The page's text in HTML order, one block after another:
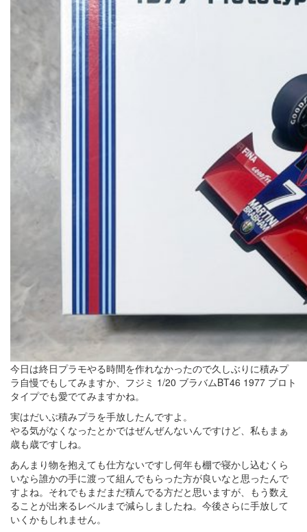
今日は終日プラモやる時間を作れなかったので久しぶりに積みプ
ラ自慢でもしてみますか、フジミ 1/20 ブラバムBT46 1977 プロト
タイプでも愛でてみますかね。
実はだいぶ積みプラを手放したんですよ。
やる気がなくなったとかではぜんぜんないんですけど、私もまぁ
歳も歳ですしね。
あんまり物を抱えても仕方ないですし何年も棚で寝かし込むくら
いなら誰かの手に渡って組んでもらった方が良いなと思ったんで
すよね。それでもまだまだ積んでる方だと思いますが、もう数え
ることが出来るレベルまで減らしましたね。今後さらに手放して
いくかもしれません。